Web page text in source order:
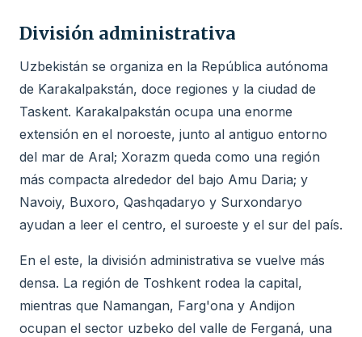
División administrativa
Uzbekistán se organiza en la República autónoma
de Karakalpakstán, doce regiones y la ciudad de
Taskent. Karakalpakstán ocupa una enorme
extensión en el noroeste, junto al antiguo entorno
del mar de Aral; Xorazm queda como una región
más compacta alrededor del bajo Amu Daria; y
Navoiy, Buxoro, Qashqadaryo y Surxondaryo
ayudan a leer el centro, el suroeste y el sur del país.
En el este, la división administrativa se vuelve más
densa. La región de Toshkent rodea la capital,
mientras que Namangan, Farg'ona y Andijon
ocupan el sector uzbeko del valle de Ferganá, una